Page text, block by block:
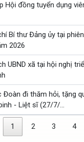
Hội đồng tuyển dụng
Bí thư Đảng ủy tại
2026
UBND xã tại hội nghị
đi thăm hỏi, tặng
- Liệt sĩ (27/7/...
1 2 3 4